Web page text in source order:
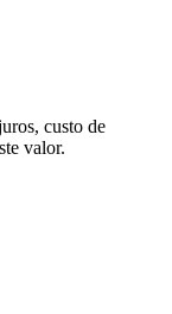
custo de
valor.